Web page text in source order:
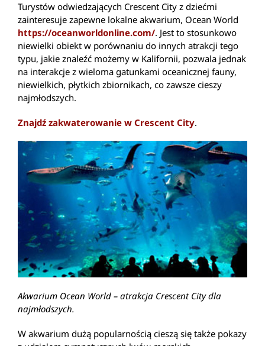
Turystów odwiedzających Crescent City z dziećmi
zainteresuje zapewne lokalne akwarium, Ocean World
https://oceanworldonline.com/. Jest to stosunkowo
niewielki obiekt w porównaniu do innych atrakcji tego
typu, jakie znaleźć możemy w Kalifornii, pozwala jednak
na interakcje z wieloma gatunkami oceanicznej fauny,
niewielkich, płytkich zbiornikach, co zawsze cieszy
najmłodszych.
Znajdź zakwaterowanie w Crescent City.
Akwarium Ocean World – atrakcja Crescent City dla
najmłodszych.
W akwarium dużą popularnością cieszą się także pokazy